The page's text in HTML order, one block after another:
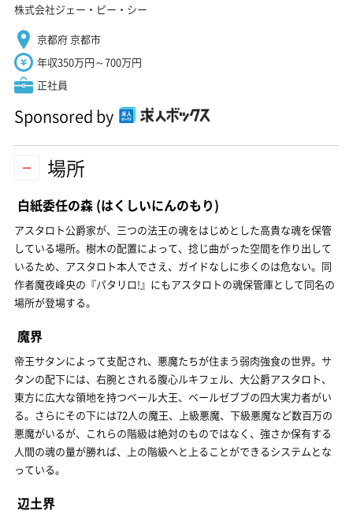
株式会社ジェー・ピー・シー
京都府 京都市
年収350万円～700万円
正社員
Sponsored by
場所
白紙委任の森 (はくしいにんのもり)
アスタロト公爵家が、三つの法王の魂をはじめとした高貴な魂を保管
している場所。樹木の配置によって、捻じ曲がった空間を作り出して
いるため、アスタロト本人でさえ、ガイドなしに歩くのは危ない。同
作者魔夜峰央の『パタリロ!』にもアスタロトの魂保管庫として同名の
場所が登場する。
魔界
帝王サタンによって支配され、悪魔たちが住まう弱肉強食の世界。サ
タンの配下には、右腕とされる腹心ルキフェル、大公爵アスタロト、
東方に広大な領地を持つベール大王、ベールゼブブの四大実力者がい
る。さらにその下には72人の魔王、上級悪魔、下級悪魔など数百万の
悪魔がいるが、これらの階級は絶対のものではなく、強さか保有する
人間の魂の量が勝れば、上の階級へと上ることができるシステムとな
っている。
辺土界